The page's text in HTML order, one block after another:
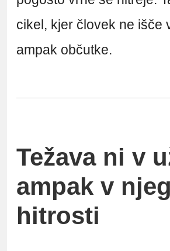
cikel, kjer človek ne išče
ampak občutke.
Težava ni v
ampak v
hitrosti